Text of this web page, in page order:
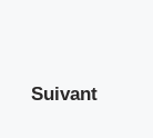
Suivant